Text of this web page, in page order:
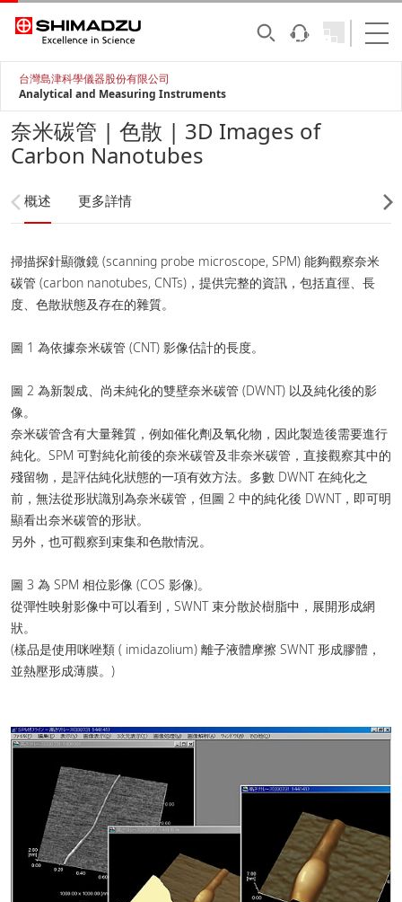
台灣島津科學儀器股份有限公司
Analytical and Measuring Instruments
奈米碳管 | 色散 | 3D Images of
Carbon Nanotubes
概述 更多詳情
掃描探針顯微鏡 (scanning probe microscope, SPM) 能夠觀察奈米
碳管 (carbon nanotubes, CNTs)，提供完整的資訊，包括直徑、長
度、色散狀態及存在的雜質。
圖 1 為依據奈米碳管 (CNT) 影像估計的長度。
圖 2 為新製成、尚未純化的雙壁奈米碳管 (DWNT) 以及純化後的影
像。
奈米碳管含有大量雜質，例如催化劑及氧化物，因此製造後需要進行
純化。SPM 可對純化前後的奈米碳管及非奈米碳管，直接觀察其中的
殘留物，是評估純化狀態的一項有效方法。多數 DWNT 在純化之
前，無法從形狀識別為奈米碳管，但圖 2 中的純化後 DWNT，即可明
顯看出奈米碳管的形狀。
另外，也可觀察到束集和色散情況。
圖 3 為 SPM 相位影像 (COS 影像)。
從彈性映射影像中可以看到，SWNT 束分散於樹脂中，展開形成網
狀。
(樣品是使用咪唑類 ( imidazolium) 離子液體摩擦 SWNT 形成膠體，
並熱壓形成薄膜。)